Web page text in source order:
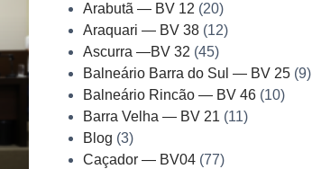
Arabutã — BV 12 (20)
Araquari — BV 38(12)
Ascurra —BV 32 (45)
Balneário Barra do Sul — BV 25(9)
Balneário Rincão — BV 46(10)
Barra Velha — BV 21 (11)
Blog (3)
Caçador — BV04(77)